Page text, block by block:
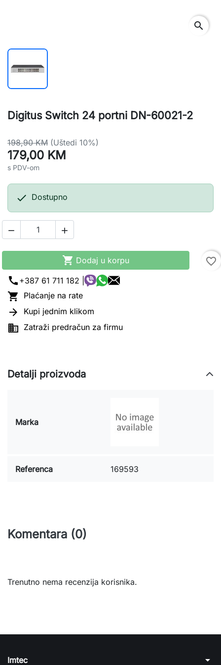
search
Digitus Switch 24 portni DN-60021-2
198,90 KM (Uštedi 10%)
179,00 KM
s PDV-om
 Dostupno
 
 Dodaj u korpu
favorite_border
call +387 61 711 182 |
 Plaćanje na rate
 Kupi jednim klikom
 Zatraži predračun za firmu
Detalji proizvoda
Marka
Referenca 169593
Komentara (0)
Trenutno nema recenzija korisnika.
Imtec arrow_drop_down